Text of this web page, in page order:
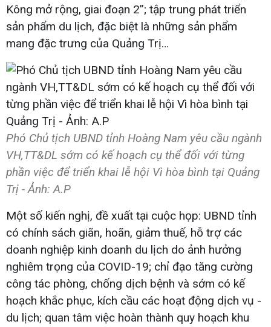
Kông mở rộng, giai đoạn 2”; tập trung phát triển
sản phẩm du lịch, đặc biệt là những sản phẩm
mang đặc trưng của Quảng Trị…
Phó Chủ tịch UBND tỉnh Hoàng Nam yêu cầu ngành
VH,TT&DL sớm có kế hoạch cụ thể đối với từng
phần việc để triển khai lễ hội Vì hòa bình tại Quảng
Trị - Ảnh: A.P
Một số kiến nghị, đề xuất tại cuộc họp: UBND tỉnh
có chính sách giãn, hoãn, giảm thuế, hỗ trợ các
doanh nghiệp kinh doanh du lịch do ảnh hưởng
nghiêm trọng của COVID-19; chỉ đạo tăng cường
công tác phòng, chống dịch bệnh và sớm có kế
hoạch khắc phục, kích cầu các hoạt động dịch vụ -
du lịch; quan tâm việc hoàn thành quy hoạch khu